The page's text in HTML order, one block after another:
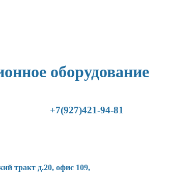
оборудование
+7(927)421-94-81
тракт д.20, офис 109,